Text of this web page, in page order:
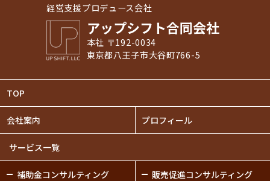
経営支援プロデュース会社
アップシフト合同会社
本社 〒192-0034
東京都八王子市大谷町766-5
TOP
会社案内 プロフィール
サービス一覧
補助金コンサルティング 販売促進コンサルティング